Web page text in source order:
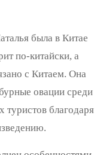
была в Китае
по-китайски, а
с Китаем. Она
овации среди
туристов благодаря